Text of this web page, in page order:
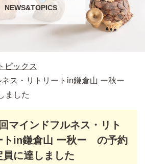
NEWS&TOPICS
ピックス
ス・リトリートin鎌倉山 ー秋ー
ました
マインドフルネス・リト
トin鎌倉山 ー秋ー の予約
員に達しました